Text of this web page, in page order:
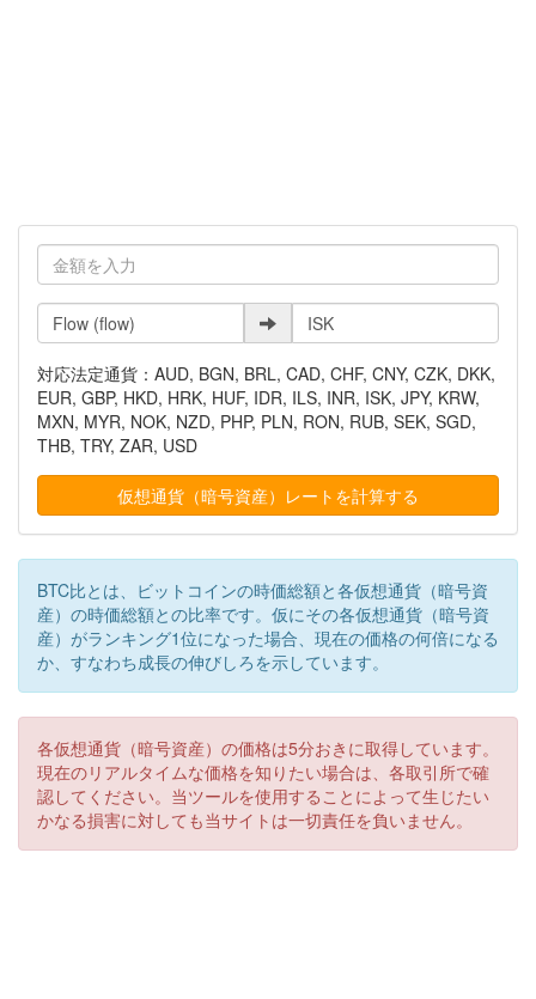
対応法定通貨：AUD, BGN, BRL, CAD, CHF, CNY, CZK, DKK,
EUR, GBP, HKD, HRK, HUF, IDR, ILS, INR, ISK, JPY, KRW,
MXN, MYR, NOK, NZD, PHP, PLN, RON, RUB, SEK, SGD,
THB, TRY, ZAR, USD
BTC比とは、ビットコインの時価総額と各仮想通貨（暗号資
産）の時価総額との比率です。仮にその各仮想通貨（暗号資
産）がランキング1位になった場合、現在の価格の何倍になる
か、すなわち成長の伸びしろを示しています。
各仮想通貨（暗号資産）の価格は5分おきに取得しています。
現在のリアルタイムな価格を知りたい場合は、各取引所で確
認してください。当ツールを使用することによって生じたい
かなる損害に対しても当サイトは一切責任を負いません。